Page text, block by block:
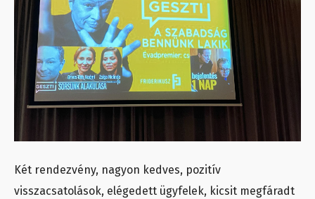
Két rendezvény, nagyon kedves, pozitív
visszacsatolások, elégedett ügyfelek, kicsit megfáradt